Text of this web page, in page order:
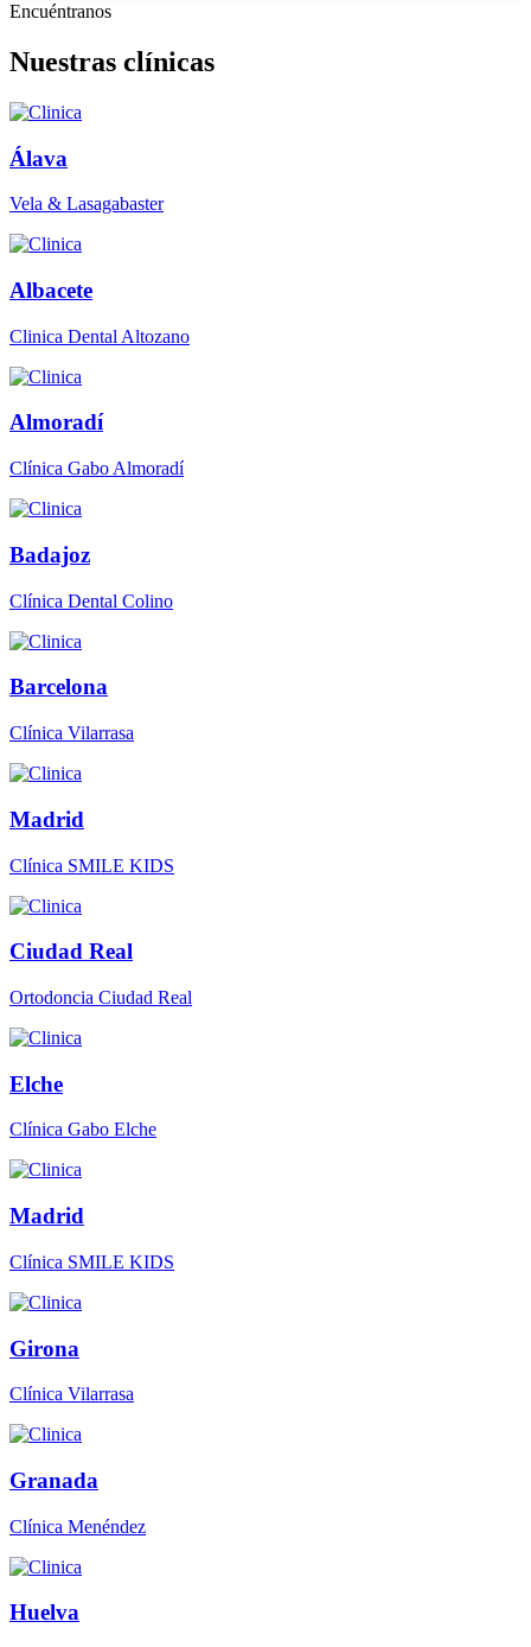
Encuéntranos
Nuestras clínicas
Álava
Vela & Lasagabaster
Albacete
Clinica Dental Altozano
Almoradí
Clínica Gabo Almoradí
Badajoz
Clínica Dental Colino
Barcelona
Clínica Vilarrasa
Madrid
Clínica SMILE KIDS
Ciudad Real
Ortodoncia Ciudad Real
Elche
Clínica Gabo Elche
Madrid
Clínica SMILE KIDS
Girona
Clínica Vilarrasa
Granada
Clínica Menéndez
Huelva